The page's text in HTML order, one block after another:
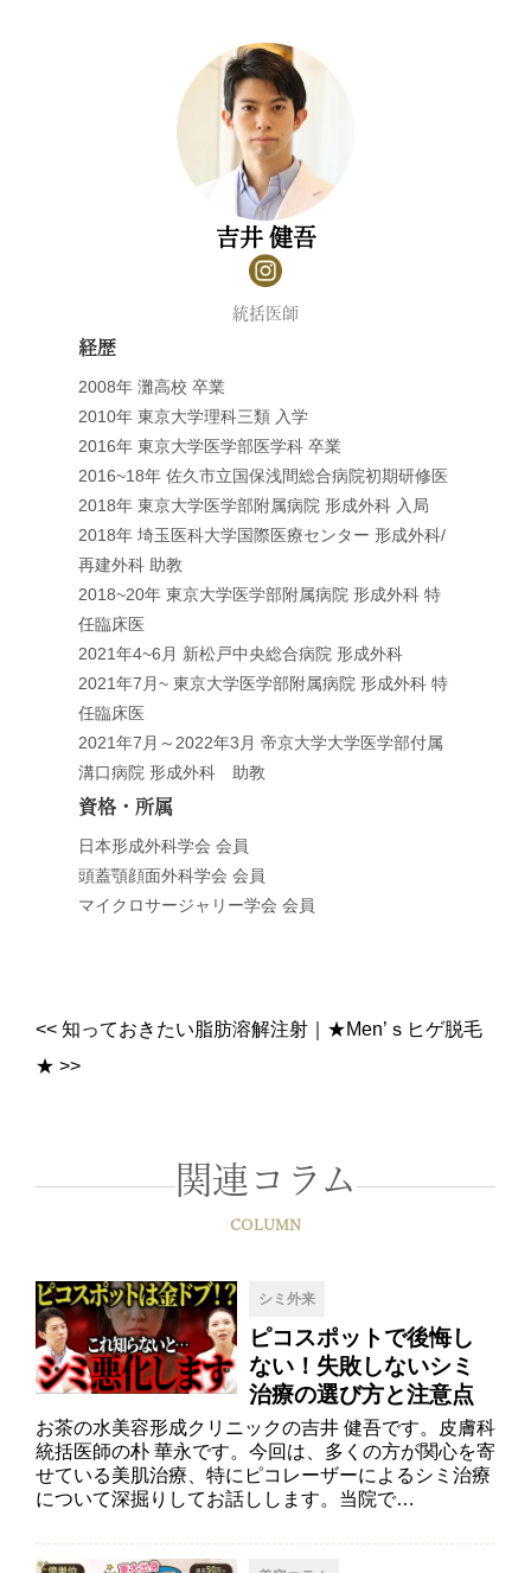
吉井 健吾
統括医師
経歴
2008年 灘高校 卒業
2010年 東京大学理科三類 入学
2016年 東京大学医学部医学科 卒業
2016~18年 佐久市立国保浅間総合病院初期研修医
2018年 東京大学医学部附属病院 形成外科 入局
2018年 埼玉医科大学国際医療センター 形成外科/
再建外科 助教
2018~20年 東京大学医学部附属病院 形成外科 特
任臨床医
2021年4~6月 新松戸中央総合病院 形成外科
2021年7月~ 東京大学医学部附属病院 形成外科 特
任臨床医
2021年7月～2022年3月 帝京大学大学医学部付属
溝口病院 形成外科 助教
資格・所属
日本形成外科学会 会員
頭蓋顎顔面外科学会 会員
マイクロサージャリー学会 会員
<<知っておきたい脂肪溶解注射｜ ★Men’ｓヒゲ脱毛
★ >>
関連コラム
COLUMN
シミ外来
ピコスポットで後悔し
ない！失敗しないシミ
治療の選び方と注意点
お茶の水美容形成クリニックの吉井 健吾です。皮膚科
統括医師の朴 華永です。今回は、多くの方が関心を寄
せている美肌治療、特にピコレーザーによるシミ治療
について深掘りしてお話しします。当院で…